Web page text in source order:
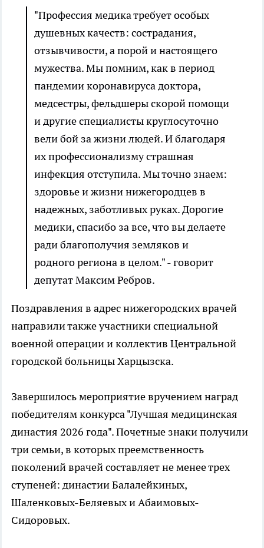
"Профессия медика требует особых
душевных качеств: сострадания,
отзывчивости, а порой и настоящего
мужества. Мы помним, как в период
пандемии коронавируса доктора,
медсестры, фельдшеры скорой помощи
и другие специалисты круглосуточно
вели бой за жизни людей. И благодаря
их профессионализму страшная
инфекция отступила. Мы точно знаем:
здоровье и жизни нижегородцев в
надежных, заботливых руках. Дорогие
медики, спасибо за все, что вы делаете
ради благополучия земляков и
родного региона в целом." - говорит
депутат Максим Ребров.
Поздравления в адрес нижегородских врачей
направили также участники специальной
военной операции и коллектив Центральной
городской больницы Харцызска.
Завершилось мероприятие вручением наград
победителям конкурса "Лучшая медицинская
династия 2026 года". Почетные знаки получили
три семьи, в которых преемственность
поколений врачей составляет не менее трех
ступеней: династии Балалейкиных,
Шаленковых-Беляевых и Абаимовых-
Сидоровых.